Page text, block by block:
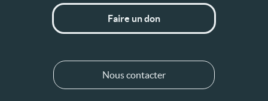
Faire un don
Nous contacter